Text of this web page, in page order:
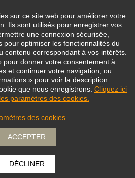
sur ce site web pour améliorer votre
Ils sont utilisés pour enregistrer vos
une connexion sécurisée,
pour optimiser les fonctionnalités du
contenu correspondant à vos intérêts.
pour donner votre consentement à
et continuer votre navigation, ou
» pour voir la description
que nous enregistrons. Cliquez ici
paramètres des cookies.
des cookies
ACCEPTER
DÉCLINER